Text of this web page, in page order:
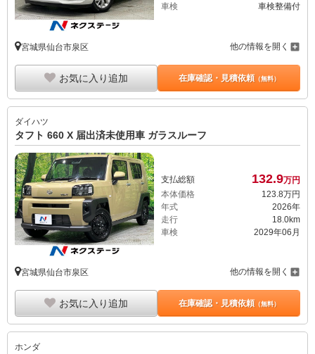
車検
車検整備付
宮城県仙台市泉区 他の情報を開く
お気に入り追加 在庫確認・見積依頼（無料）
ダイハツ
タフト 660 X 届出済未使用車 ガラスルーフ
支払総額 132.9万円
本体価格
123. 8万円
年式
2026年
走行
18.0km
車検
2029年06月
宮城県仙台市泉区 他の情報を開く
お気に入り追加 在庫確認・見積依頼（無料）
ホンダ